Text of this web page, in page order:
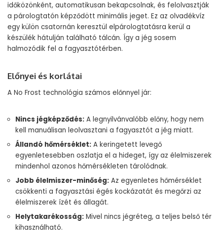
időközönként, automatikusan bekapcsolnak, és felolvasztják
a párologtatón képződött minimális jeget. Ez az olvadékvíz
egy külön csatornán keresztül elpárologtatásra kerül a
készülék hátulján található tálcán. Így a jég sosem
halmozódik fel a fagyasztótérben.
Előnyei és korlátai
A No Frost technológia számos előnnyel jár:
Nincs jégképződés: A legnyilvánvalóbb előny, hogy nem
kell manuálisan leolvasztani a fagyasztót a jég miatt.
Állandó hőmérséklet: A keringetett levegő
egyenletesebben oszlatja el a hideget, így az élelmiszerek
mindenhol azonos hőmérsékleten tárolódnak.
Jobb élelmiszer-minőség: Az egyenletes hőmérséklet
csökkenti a fagyasztási égés kockázatát és megőrzi az
élelmiszerek ízét és állagát.
Helytakarékosság: Mivel nincs jégréteg, a teljes belső tér
kihasználható.